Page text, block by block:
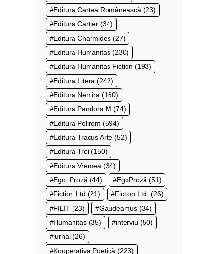
Editura Cartea Românească (23)
Editura Cartier (34)
Editura Charmides (27)
Editura Humanitas (230)
Editura Humanitas Fiction (193)
Editura Litera (242)
Editura Nemira (160)
Editura Pandora M (74)
Editura Polirom (594)
Editura Tracus Arte (52)
Editura Trei (150)
Editura Vremea (34)
Ego. Proză (44) EgoProză (51)
Fiction Ltd (21) Fiction Ltd. (26)
FILIT (23) Gaudeamus (34)
Humanitas (35) interviu (50)
jurnal (26)
Kooperativa Poetică (223)